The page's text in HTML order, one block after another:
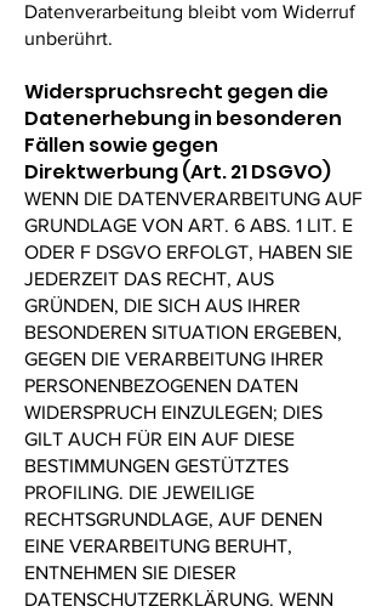
Datenverarbeitung bleibt vom Widerruf
unberührt.
Widerspruchsrecht gegen die
Datenerhebung in besonderen
Fällen sowie gegen
Direktwerbung (Art. 21 DSGVO)
WENN DIE DATENVERARBEITUNG AUF
GRUNDLAGE VON ART. 6 ABS. 1 LIT. E
ODER F DSGVO ERFOLGT, HABEN SIE
JEDERZEIT DAS RECHT, AUS
GRÜNDEN, DIE SICH AUS IHRER
BESONDEREN SITUATION ERGEBEN,
GEGEN DIE VERARBEITUNG IHRER
PERSONENBEZOGENEN DATEN
WIDERSPRUCH EINZULEGEN; DIES
GILT AUCH FÜR EIN AUF DIESE
BESTIMMUNGEN GESTÜTZTES
PROFILING. DIE JEWEILIGE
RECHTSGRUNDLAGE, AUF DENEN
EINE VERARBEITUNG BERUHT,
ENTNEHMEN SIE DIESER
DATENSCHUTZERKLÄRUNG. WENN